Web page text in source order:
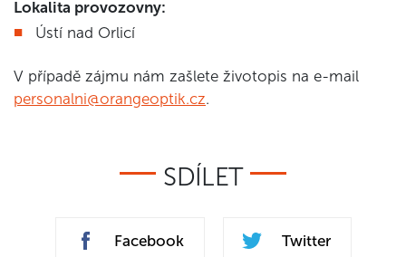
Lokalita provozovny:
Ústí nad Orlicí
V případě zájmu nám zašlete životopis na e-mail
personalni@orangeoptik.cz.
SDÍLET
Facebook Twitter